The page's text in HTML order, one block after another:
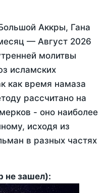
Аккры, Гана
— Август 2026
молитвы
исламских
как время намаза
рассчитано на
- оно наиболее
исходя из
в разных частях
не зашел):